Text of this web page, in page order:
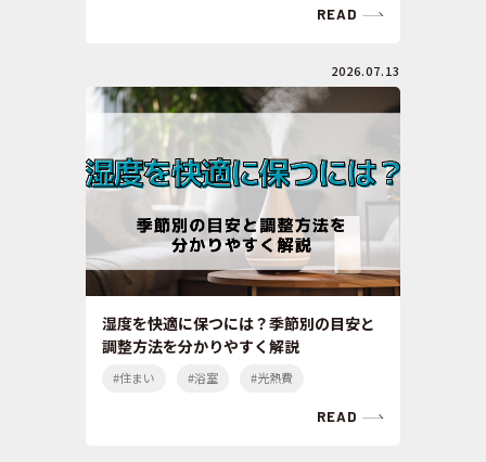
READ
2026.07.13
湿度を快適に保つには？季節別の目安と
調整方法を分かりやすく解説
#住まい #浴室 #光熱費
READ